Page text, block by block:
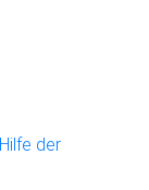
der